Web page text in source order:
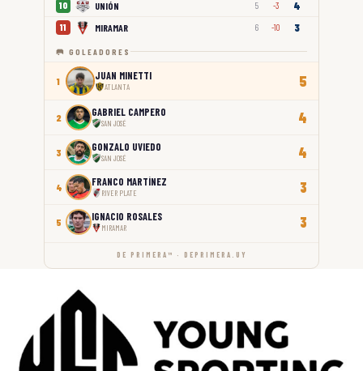
10 UNIÓN 5 -3 4
11 MIRAMAR 6 -10 3
🥅 GOLEADORES
1 JUAN MINETTI
ATLANTA 5
2 GABRIEL CAMPERO
SAN JOSÉ 4
3 GONZALO UVIEDO
SAN JOSÉ 4
4 FRANCO MARTÍNEZ
RIVER PLATE 3
5 IGNACIO ROSALES
MIRAMAR 3
DE PRIMERA™ · DEPRIMERA.UY